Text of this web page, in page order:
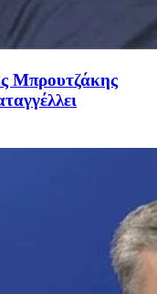
Μπρουτζάκης